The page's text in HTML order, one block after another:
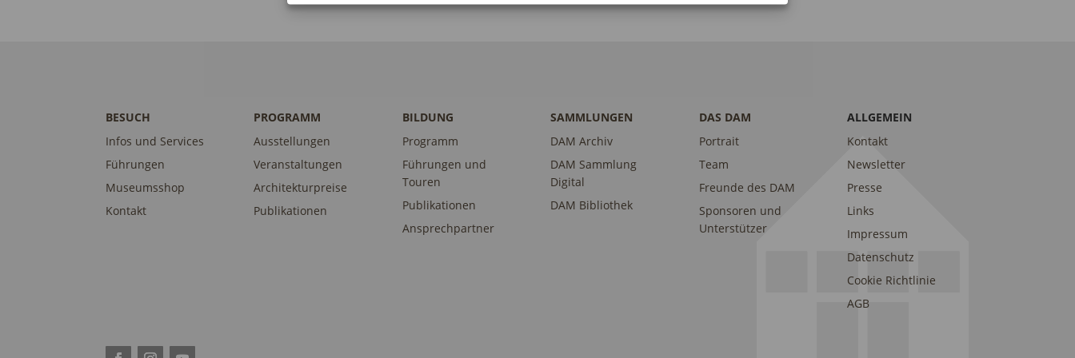
BESUCH
Infos und Services
Führungen
Museumsshop
Kontakt
PROGRAMM
Ausstellungen
Veranstaltungen
Architekturpreise
Publikationen
BILDUNG
Programm
Führungen und
Touren
Publikationen
Ansprechpartner
SAMMLUNGEN
DAM Archiv
DAM Sammlung
Digital
DAM Bibliothek
DAS DAM
Portrait
Team
Freunde des DAM
Sponsoren und
Unterstützer
ALLGEMEIN
Kontakt
Newsletter
Presse
Links
Impressum
Datenschutz
Cookie Richtlinie
AGB